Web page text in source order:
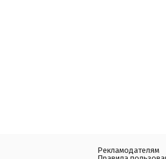
Рекламодателям